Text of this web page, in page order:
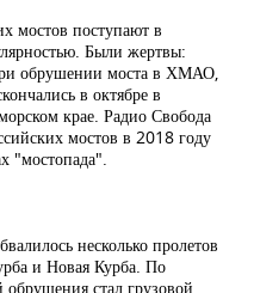
мостов поступают в
Были жертвы:
обрушении моста в ХМАО,
в октябре в
крае. Радио Свобода
мостов в 2018 году
"мостопада".
несколько пролетов
и Новая Курба. По
стал грузовой